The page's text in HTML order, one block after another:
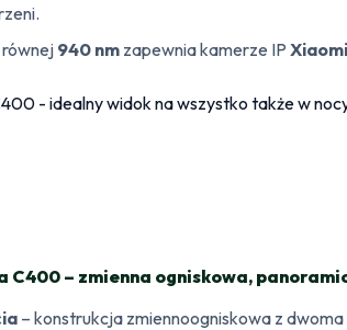
940 nm zapewnia kamerze IP
C400 – zmienna ogniskowa,
– konstrukcja zmiennoogniskowa z